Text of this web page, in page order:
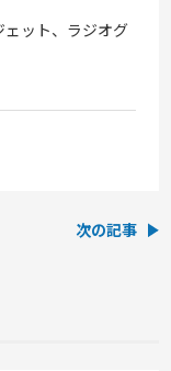
ット、ラジオグ
次の記事